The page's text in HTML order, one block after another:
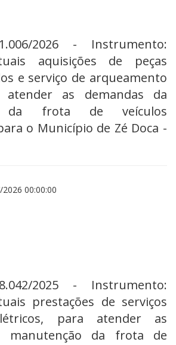
2026 - Instrumento:
aquisições de peças
e serviço de arqueamento
as demandas da
da frota de veículos
o Município de Zé Doca -
00:00:00
2025 - Instrumento:
prestações de serviços
para atender as
manutenção da frota de